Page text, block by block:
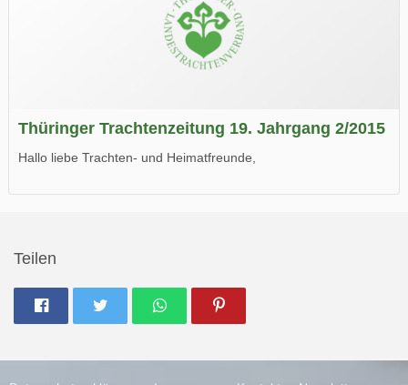
Thüringer Trachtenzeitung 19. Jahrgang 2/2015
Hallo liebe Trachten- und Heimatfreunde,
Teilen